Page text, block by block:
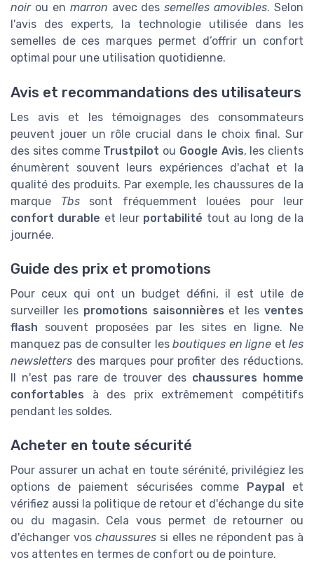
noirou en marron avec dessemelles amovibles. Selon
l'avis des experts, la technologie utilisée dans les
semelles de ces marques permet d’offrir un confort
optimal pour une utilisation quotidienne.
Avis et recommandations des utilisateurs
Les avis et les témoignages des consommateurs
peuvent jouer un rôle crucial dans le choix final. Sur
des sites comme Trustpilot ou Google Avis, les clients
énumèrent souvent leurs expériences d'achat et la
qualité des produits. Par exemple, les chaussures de la
marque Tbssont fréquemment louées pour leur
confort durable et leur portabilité tout au long de la
journée.
Guide des prix et promotions
Pour ceux qui ont un budget défini, il est utile de
surveiller les promotions saisonnières et lesventes
flash souvent proposées par les sites en ligne. Ne
manquez pas de consulter lesboutiques en ligne etles
newsletters des marques pour profiter des réductions.
Il n'est pas rare de trouver des chaussures homme
confortables à des prix extrêmement compétitifs
pendant les soldes.
Acheter en toute sécurité
Pour assurer un achat en toute sérénité, privilégiez les
options de paiement sécurisées comme
Paypal
et
vérifiez aussi la politique de retour et d'échange du site
ou du magasin. Cela vous permet de retourner ou
d'échanger voschaussures si elles ne répondent pas à
vos attentes en termes de confort ou de pointure.